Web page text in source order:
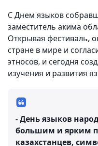
С Днем языков
заместитель акима
Открывая фестиваль,
стране в мире и
этносов, и сегодня
изучения и развития
- День языков
большим и ярким
казахстанцев,